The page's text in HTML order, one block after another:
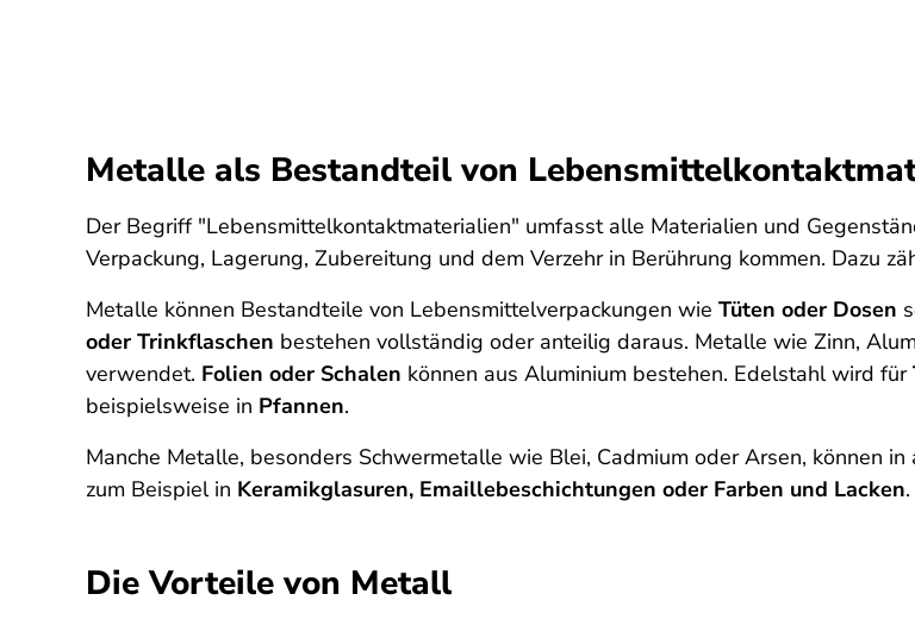
Metalle als Bestandteil von
Der Begriff "Lebensmittelkontaktmaterialien" umfasst alle Materialien und
Verpackung, Lagerung, Zubereitung und dem Verzehr in Berührung kommen. Dazu
Metalle können Bestandteile von Lebensmittelverpackungen wie Tüten oder Dosen
oder Trinkflaschen bestehen vollständig oder anteilig daraus. Metalle wie Zinn,
verwendet. Folien oder Schalen können aus Aluminium bestehen. Edelstahl wird für
beispielsweise in Pfannen.
Manche Metalle, besonders Schwermetalle wie Blei, Cadmium oder Arsen, können
zum Beispiel in Keramikglasuren, Emaillebeschichtungen oder Farben und Lacken.
Die Vorteile von Metall